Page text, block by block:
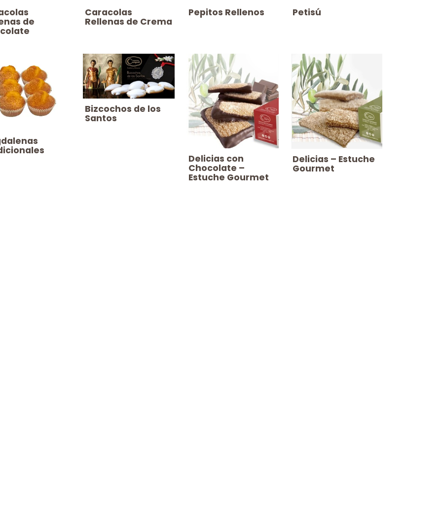
de
​​​Caracolas
Rellenas de Crema
​​​Pepitos Rellenos ​​​Petisú
​​​Bizcochos de los
Santos
Delicias con
Chocolate –
Estuche Gourmet
Delicias – Estuche
Gourmet